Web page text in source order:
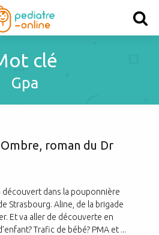
clé
Gpa
roman du Dr
dans la pouponnière
Strasbourg. Aline, de la brigade
Et va aller de découverte en
Trafic de bébé? PMA et ...